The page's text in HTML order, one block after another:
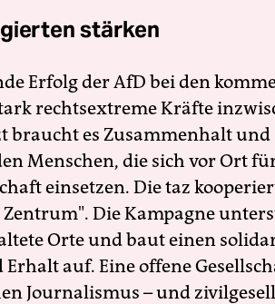
stärken
Erfolg der AfD bei den
rechtsextreme Kräfte
braucht es Zusammenhalt
Menschen, die sich vor Ort
einsetzen. Die taz
Die Kampagne
Orte und baut einen
Erhalt auf. Eine offene
Journalismus – und